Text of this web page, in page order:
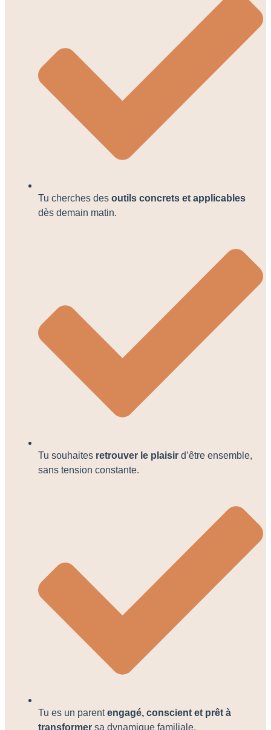
Tu cherches des outils concrets et applicables
dès demain matin.
Tu souhaites retrouver le plaisir d’être ensemble,
sans tension constante.
Tu es un parentengagé, conscient et prêt à
transformer sa dynamique familiale.